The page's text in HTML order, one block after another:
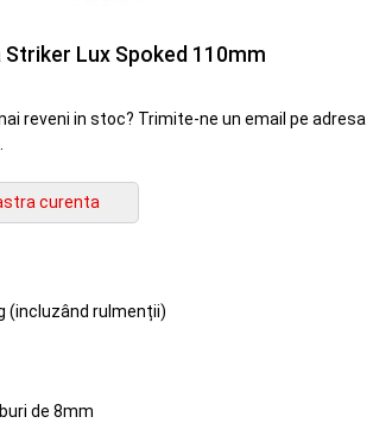
Lux Spoked 110mm
reveni in stoc? Trimite-ne un email pe adresa
(incluzând rulmenții)
de 8mm